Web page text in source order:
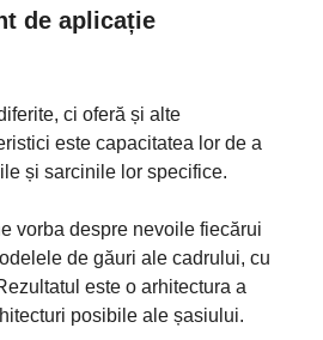
de aplicație
ci oferă și alte
este capacitatea lor de a
și sarcinile lor specifice.
vorba despre nevoile fiecărui
de găuri ale cadrului, cu
este o arhitectura a
posibile ale șasiului.